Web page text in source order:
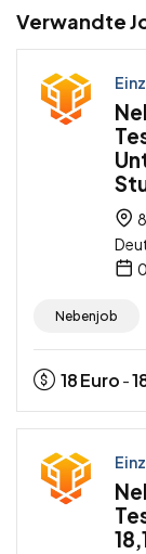
Verwandte
Nebenjob
18Euro -